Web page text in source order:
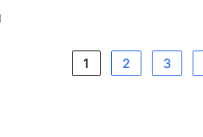
1 2 3